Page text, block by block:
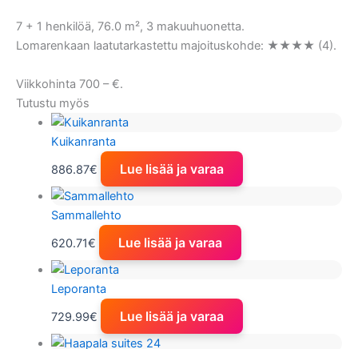
7 + 1 henkilöä, 76.0 m², 3 makuuhuonetta.
Lomarenkaan laatutarkastettu majoituskohde: ★★★★ (4).
Viikkohinta 700 – €.
Tutustu myös
Kuikanranta
886.87€ Lue lisää ja varaa
Sammallehto
620.71€ Lue lisää ja varaa
Leporanta
729.99€ Lue lisää ja varaa